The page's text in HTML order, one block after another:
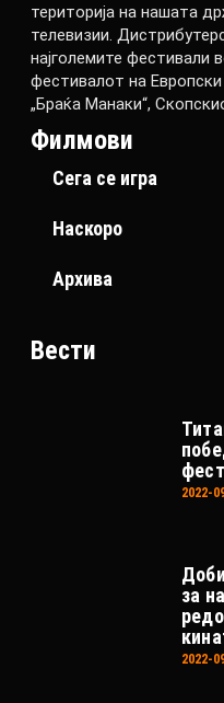
територија на нашата
телевизии.
најголемите фестивали
фестивалот на
„Браќа Манаки“,
Филмови
Сега се игра
Наскоро
Архива
Вести
2022-
за
2022-